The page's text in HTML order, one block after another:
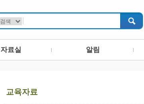
자료실 알림
교육자료